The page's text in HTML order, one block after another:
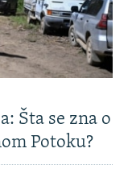
Šta se zna o
Potoku?